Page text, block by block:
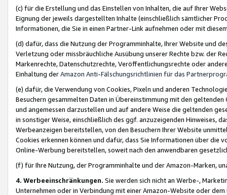
(c) für die Erstellung und das Einstellen von Inhalten, die auf Ihrer
Eignung der jeweils dargestellten Inhalte (einschließlich sämtlicher
Informationen, die Sie in einen Partner-Link aufnehmen oder mit
(d) dafür, dass die Nutzung der Programminhalte, Ihrer Website und
Verletzung oder missbräuchliche Ausübung unserer Rechte bzw. der
Markenrechte, Datenschutzrechte, Veröffentlichungsrechte oder
Einhaltung derAmazon Anti-Fälschungsrichtlinien für das
(e) dafür, die Verwendung von Cookies, Pixeln und anderen
Besuchern gesammelten Daten in Übereinstimmung mit den
und angemessen darzustellen und auf andere Weise die geltenden
in sonstiger Weise, einschließlich des ggf. anzuzeigenden Hinweises,
Werbeanzeigen bereitstellen, von den Besuchern Ihrer Website
Cookies erkennen können und dafür, dass Sie Informationen über die
Online-Werbung bereitstellen, soweit nach den anwendbaren
(f) für Ihre Nutzung, der Programminhalte und der Amazon-Marken,
4. Werbeeinschränkungen. Sie werden sich nicht an Werbe-,
Unternehmen oder in Verbindung mit einer Amazon-Website oder